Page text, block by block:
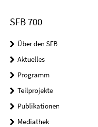
SFB 700
Über den SFB
Aktuelles
Programm
Teilprojekte
Publikationen
Mediathek